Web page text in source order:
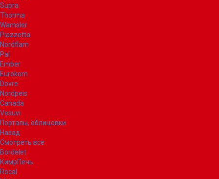
Supra
Thorma
Wamsler
Piazzetta
Nordflam
Pal
Ember
Eurokom
Dovre
Nordpeis
Canada
Vesuvi
Порталы, облицовки
Назад
Смотреть все
Bordelet
КимрПечь
Rocal